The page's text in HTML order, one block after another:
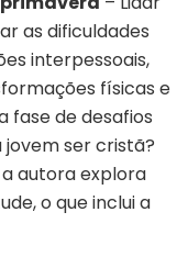
as dificuldades
interpessoais,
físicas e
fase de desafios
jovem ser cristã?
autora explora
o que inclui a